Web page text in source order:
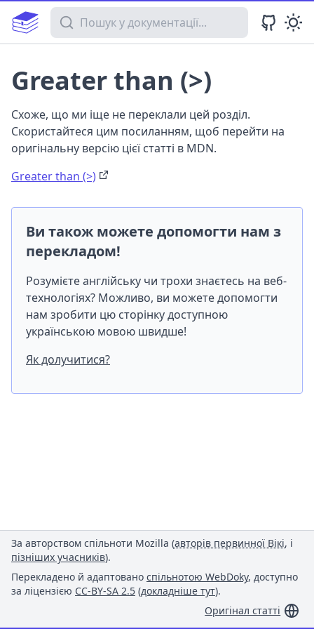
Пошук у документації
Greater than (>)
Схоже, що ми іще не переклали цей розділ.
Скористайтеся цим посиланням, щоб перейти на
оригінальну версію цієї статті в MDN.
Greater than (>)
Ви також можете допомогти нам з
перекладом!
Розумієте англійську чи трохи знаєтесь на веб-
технологіях? Можливо, ви можете допомогти
нам зробити цю сторінку доступною
українською мовою швидше!
Як долучитися?
За авторством спільноти Mozilla (авторів первинної Вікі, і
пізніших учасників).
Перекладено й адаптовано спільнотою WebDoky, доступно
за ліцензією CC-BY-SA 2.5 (докладніше тут).
Оригінал статті